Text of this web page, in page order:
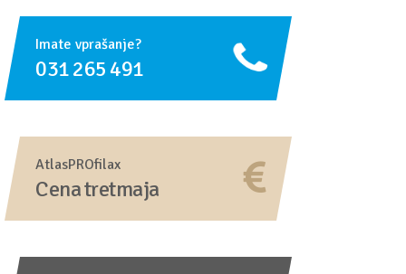
Imate vprašanje?
031 265 491
AtlasPROfilax
Cena tretmaja